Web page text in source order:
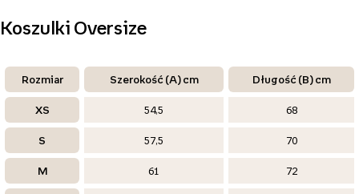
Koszulki Oversize
Rozmiar Szerokość (A) cm Długość (B) cm
XS 54,5 68
S 57,5 70
M 61 72